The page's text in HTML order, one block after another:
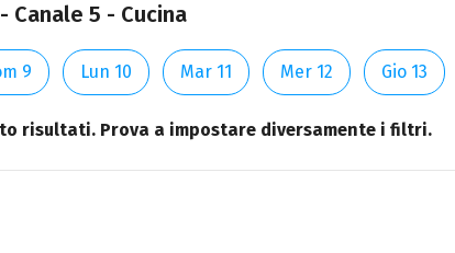
Canale 5 - Cucina
9 Lun 10 Mar 11 Mer 12 Gio 13
risultati. Prova a impostare diversamente i filtri.